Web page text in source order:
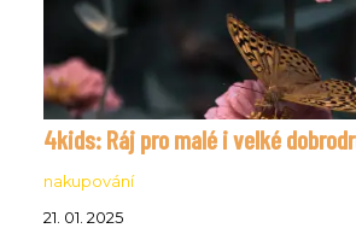
4kids: Ráj pro malé i velké
nakupování
21. 01. 2025